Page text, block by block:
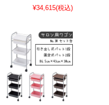
¥34,615(税込)